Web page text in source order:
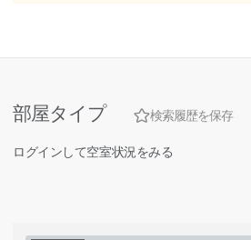
部屋タイプ 検索履歴を保存
ログインして空室状況をみる